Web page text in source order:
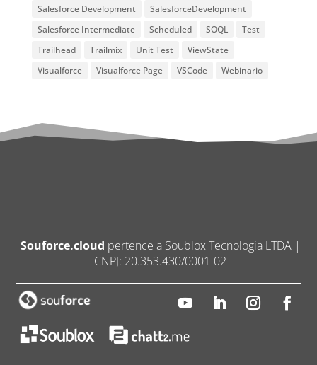
Salesforce Development
SalesforceDevelopment
Salesforce Intermediate
Scheduled SOQL
Test
Trailhead
Trailmix Unit Test
ViewState
Visualforce
Visualforce Page VSCode Webinario
Souforce.cloud pertence a Soublox Tecnologia LTDA |
CNPJ: 20.353.430/0001-02